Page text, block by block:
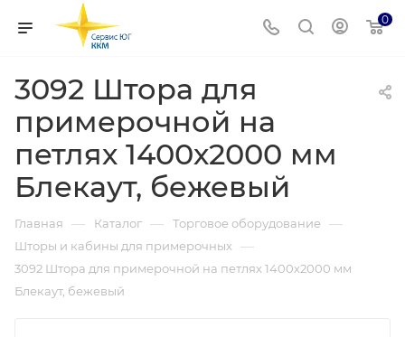
0
3092 Штора для
примерочной на
петлях 1400х2000 мм
Блекаут, бежевый
Главная — Каталог — Торговое оборудование —
Шторы и кабины для примерочных —
3092 Штора для примерочной на петлях 1400х2000 мм
Блекаут, бежевый